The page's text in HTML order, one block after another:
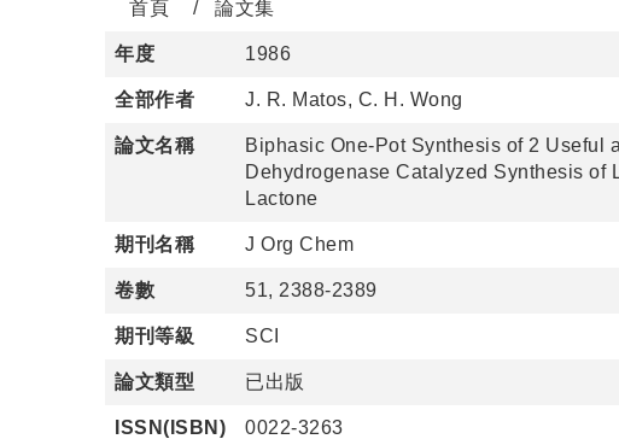
首頁 論文集
年度 1986
全部作者 J. R. Matos, C. H. Wong
論文名稱
Biphasic One-Pot Synthesis of 2 Useful
Dehydrogenase Catalyzed Synthesis of
Lactone
期刊名稱 J Org Chem
卷數 51, 2388-2389
期刊等級 SCI
論文類型 已出版
ISSN(ISBN) 0022-3263